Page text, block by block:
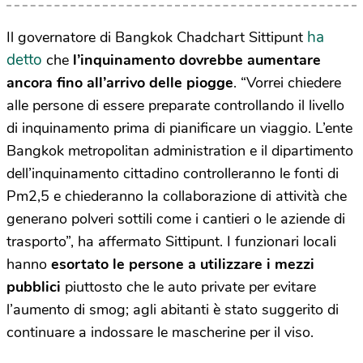
Il governatore di Bangkok Chadchart Sittipunt ha
detto che l’inquinamento dovrebbe aumentare
ancora fino all’arrivo delle piogge. “Vorrei chiedere
alle persone di essere preparate controllando il livello
di inquinamento prima di pianificare un viaggio. L’ente
Bangkok metropolitan administration e il dipartimento
dell’inquinamento cittadino controlleranno le fonti di
Pm2,5 e chiederanno la collaborazione di attività che
generano polveri sottili come i cantieri o le aziende di
trasporto”, ha affermato Sittipunt. I funzionari locali
hanno esortato le persone a utilizzare i mezzi
pubblici piuttosto che le auto private per evitare
l’aumento di smog; agli abitanti è stato suggerito di
continuare a indossare le mascherine per il viso.